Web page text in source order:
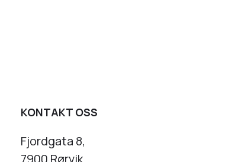
KONTAKT OSS
Fjordgata 8,
7900 Rørvik